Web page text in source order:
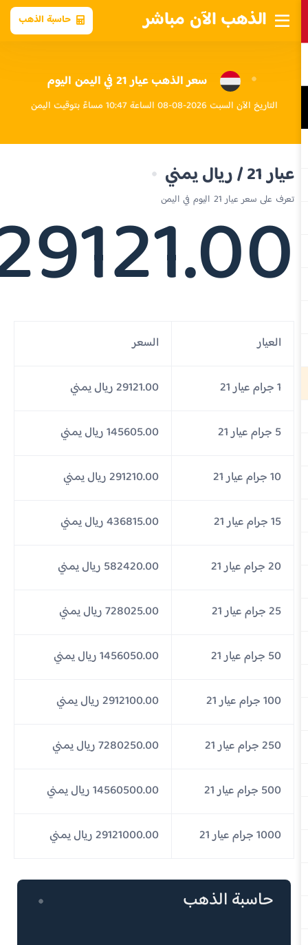
الذهب الآن مباشر حاسبة الذهب
سعر الذهب عيار 21 في اليمن اليوم
التاريخ الآن السبت 2026-08-08 الساعة 10:47 مساءً بتوقيت اليمن
عيار 21 / ريال يمني
تعرف على سعر عيار 21 اليوم في اليمن
29121.00
العيار السعر
29121.00 ريال يمني
145605.00 ريال يمني
10 جرام عيار 21 291210.00 ريال يمني
15 جرام عيار 21 436815.00 ريال يمني
20 جرام عيار 21 582420.00 ريال يمني
25 جرام عيار 21 728025.00 ريال يمني
50 جرام عيار 21 1456050.00 ريال يمني
100 جرام عيار 21 2912100.00 ريال يمني
250 جرام عيار 21 7280250.00 ريال يمني
500 جرام عيار 21 14560500.00 ريال يمني
1000 جرام عيار 21 29121000.00 ريال يمني
حاسبة الذهب